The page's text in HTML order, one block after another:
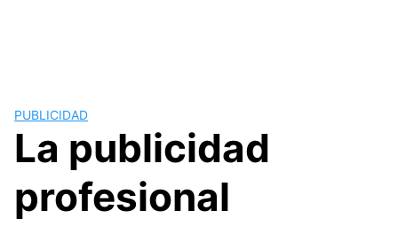
PUBLICIDAD
La publicidad
profesional